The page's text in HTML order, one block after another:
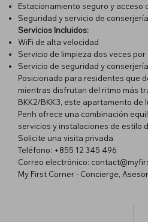
Estacionamiento seguro y acceso
Seguridad y servicio de
Servicios Incluidos:
WiFi de alta velocidad
Servicio de limpieza dos veces por
Servicio de seguridad y
Posicionado para residentes que
mientras disfrutan del ritmo más
BKK2/BKK3, este apartamento de
Penh ofrece una combinación
servicios y instalaciones de estilo
Solicite una visita privada
Teléfono: +855 12 345 496
Correo electrónico:
My First Corner - Concierge,